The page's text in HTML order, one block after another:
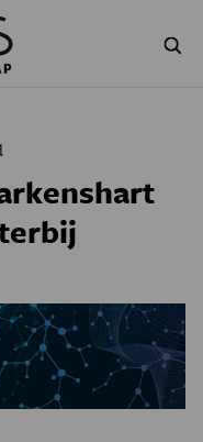
GESCHIEDENIS
AGENDA